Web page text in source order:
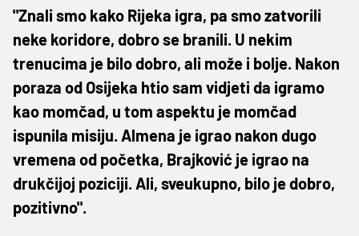
"Znali smo kako Rijeka igra, pa smo zatvorili
neke koridore, dobro se branili. U nekim
trenucima je bilo dobro, ali može i bolje. Nakon
poraza od Osijeka htio sam vidjeti da igramo
kao momčad, u tom aspektu je momčad
ispunila misiju. Almena je igrao nakon dugo
vremena od početka, Brajković je igrao na
drukčijoj poziciji. Ali, sveukupno, bilo je dobro,
pozitivno".